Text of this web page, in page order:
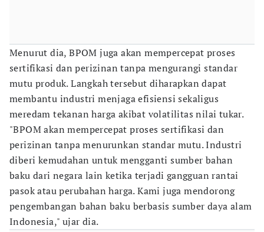
Menurut dia, BPOM juga akan mempercepat proses
sertifikasi dan perizinan tanpa mengurangi standar
mutu produk. Langkah tersebut diharapkan dapat
membantu industri menjaga efisiensi sekaligus
meredam tekanan harga akibat volatilitas nilai tukar.
"BPOM akan mempercepat proses sertifikasi dan
perizinan tanpa menurunkan standar mutu. Industri
diberi kemudahan untuk mengganti sumber bahan
baku dari negara lain ketika terjadi gangguan rantai
pasok atau perubahan harga. Kami juga mendorong
pengembangan bahan baku berbasis sumber daya alam
Indonesia," ujar dia.